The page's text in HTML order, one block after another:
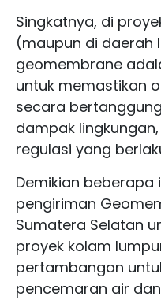
Singkatnya, di
(maupun di daerah
geomembrane
untuk memastikan
secara
dampak
regulasi yang
Demikian
pengiriman
Sumatera Selatan
proyek kolam
pertambangan
pencemaran air